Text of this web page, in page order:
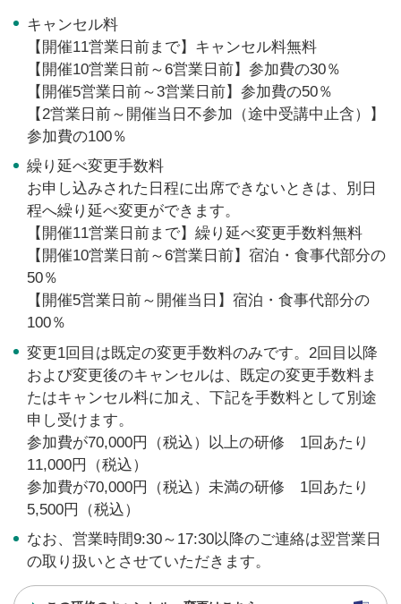
キャンセル料
【開催11営業日前まで】キャンセル料無料
【開催10営業日前～6営業日前】参加費の30％
【開催5営業日前～3営業日前】参加費の50％
【2営業日前～開催当日不参加（途中受講中止含）】
参加費の100％
繰り延べ変更手数料
お申し込みされた日程に出席できないときは、別日
程へ繰り延べ変更ができます。
【開催11営業日前まで】繰り延べ変更手数料無料
【開催10営業日前～6営業日前】宿泊・食事代部分の
50％
【開催5営業日前～開催当日】宿泊・食事代部分の
100％
変更1回目は既定の変更手数料のみです。2回目以降
および変更後のキャンセルは、既定の変更手数料ま
たはキャンセル料に加え、下記を手数料として別途
申し受けます。
参加費が70,000円（税込）以上の研修 1回あたり
11,000円（税込）
参加費が70,000円（税込）未満の研修 1回あたり
5,500円（税込）
なお、営業時間9:30～ 17:30以降のご連絡は翌営業日
の取り扱いとさせていただきます。